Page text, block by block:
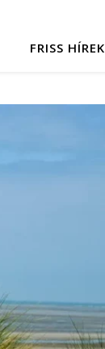
FRISS HÍREK